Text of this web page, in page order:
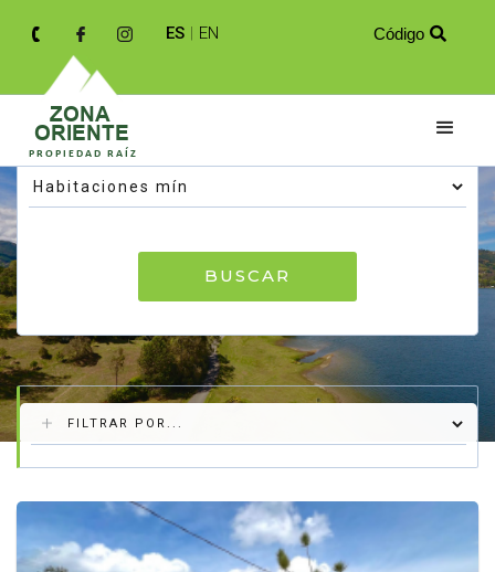
ES | EN Código 
Resultados de tu búsqueda
BUSCAR